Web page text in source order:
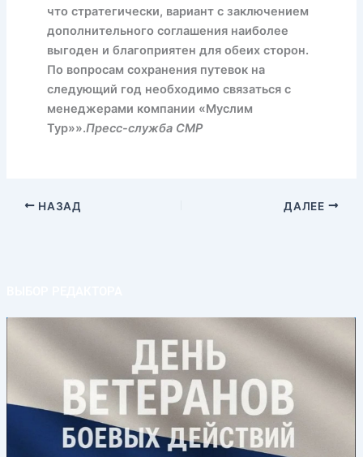
что стратегически, вариант с заключением
дополнительного соглашения наиболее
выгоден и благоприятен для обеих сторон.
По вопросам сохранения путевок на
следующий год необходимо связаться с
менеджерами компании «Муслим
Тур»».Пресс-служба СМР
НАЗАД ДАЛЕЕ